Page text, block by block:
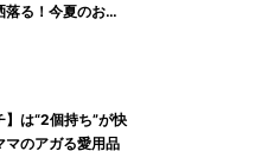
る！今夏のお出
＆リュック」５
】は“2個持ち”が快
マのアガる愛用品